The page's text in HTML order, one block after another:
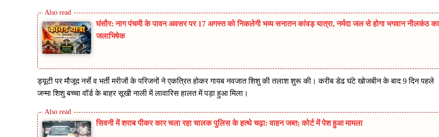
घंसौर: नाग पंचमी के पावन अवसर पर 17 अगस्त को निकलेगी भव्य सनातन कांवड़ यात्रा, नर्मदा जल से होगा भगवान नीलकंठ का
जलाभिषेक
ड्यूटी पर मौजूद नर्से व भर्ती मरीजों के परिजनों ने एकत्रित होकर गायब नवजात शिशु की तलाश शुरू की। करीब डेढ घंटे खोजबीन के बाद 9 दिन पहले
जन्मा शिशु बच्चा वॉर्ड के बाहर सूखी नाली में लावारिस हालत में पड़ा हुआ मिला।
सिवनी में शराब पीकर कार चला रहा चालक पुलिस के हत्थे चढ़ा: वाहन जब्त; कोर्ट में पेश हुआ मामला